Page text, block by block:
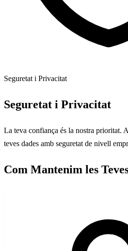
Seguretat i Privacitat
Seguretat i Privacitat
La teva confiança és la nostra prioritat.
teves dades amb seguretat de nivell
Com Mantenim les